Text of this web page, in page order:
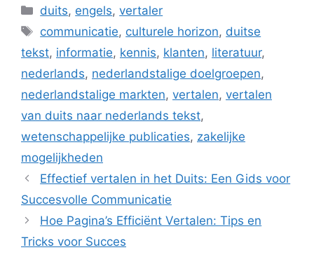
Categorieën
duits, engels,vertaler
Tags
communicatie, culturele horizon, duitse
tekst, informatie, kennis, klanten, literatuur,
nederlands, nederlandstalige doelgroepen,
nederlandstalige markten, vertalen, vertalen
van duits naar nederlands tekst,
wetenschappelijke publicaties, zakelijke
mogelijkheden
Effectief vertalen in het Duits: Een Gids voor
Succesvolle Communicatie
Hoe Pagina’s Efficiënt Vertalen: Tips en
Tricks voor Succes